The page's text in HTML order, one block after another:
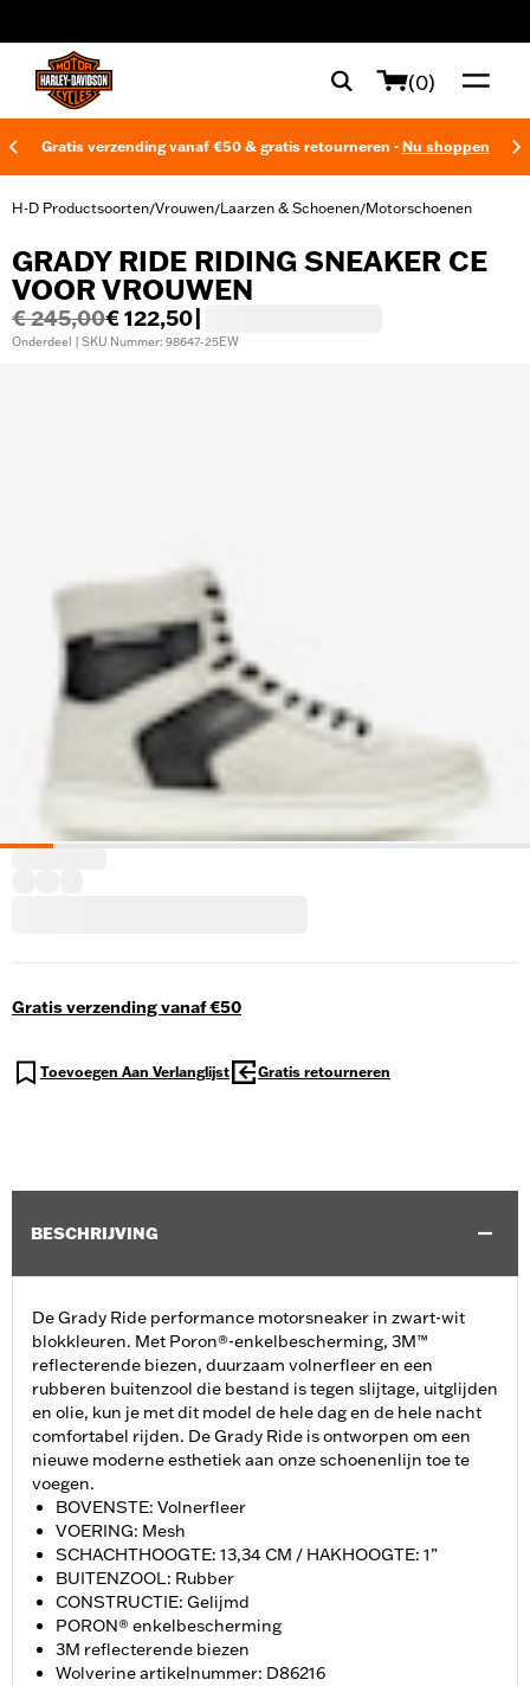
(0)
Gratis verzending vanaf €50 & gratis retourneren - Nu shoppen
H-D Productsoorten/Vrouwen/Laarzen & Schoenen/Motorschoenen
GRADY RIDE RIDING SNEAKER CE
VOOR VROUWEN
€ 245,00€ 122,50
Onderdeel | SKU Nummer: 98647-25EW
Gratis verzending vanaf €50
Toevoegen Aan Verlanglijst Gratis retourneren
BESCHRIJVING
De Grady Ride performance motorsneaker in zwart-wit
blokkleuren. Met Poron®-enkelbescherming, 3M™
reflecterende biezen, duurzaam volnerfleer en een
rubberen buitenzool die bestand is tegen slijtage, uitglijden
en olie, kun je met dit model de hele dag en de hele nacht
comfortabel rijden. De Grady Ride is ontworpen om een
nieuwe moderne esthetiek aan onze schoenenlijn toe te
voegen.
BOVENSTE: Volnerfleer
VOERING: Mesh
SCHACHTHOOGTE: 13,34 CM / HAKHOOGTE: 1”
BUITENZOOL: Rubber
CONSTRUCTIE: Gelijmd
PORON® enkelbescherming
3M reflecterende biezen
Wolverine artikelnummer: D86216